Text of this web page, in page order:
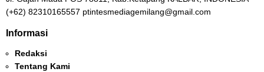
(+62) 82310165557 ptintesmediagemilang@gmail.com
Informasi
Redaksi
Tentang Kami